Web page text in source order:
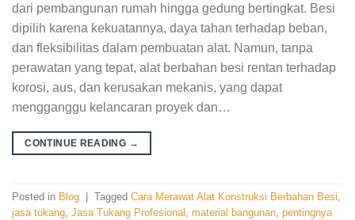
dari pembangunan rumah hingga gedung bertingkat. Besi
dipilih karena kekuatannya, daya tahan terhadap beban,
dan fleksibilitas dalam pembuatan alat. Namun, tanpa
perawatan yang tepat, alat berbahan besi rentan terhadap
korosi, aus, dan kerusakan mekanis, yang dapat
mengganggu kelancaran proyek dan…
CONTINUE READING →
Posted in Blog Tagged Cara Merawat Alat Konstruksi Berbahan Besi,
jasa tukang, Jasa Tukang Profesional , material bangunan, pentingnya